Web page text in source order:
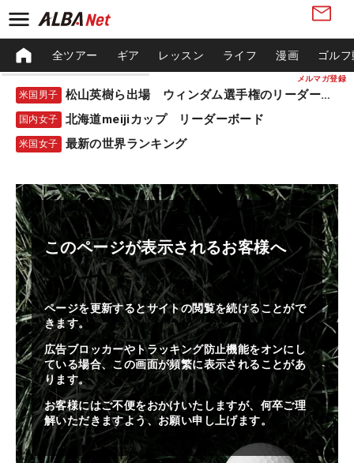
メルマガ登録
全ツアー ギア レッスン ライフ 漫画 ゴル
米国男子 松山英樹ら出場 ウィンダム選手権のリーダーボード
国内女子 北海道meijiカップ リーダーボード
米国女子 最新の世界ランキング
このページが表示されるお客様へ
ページを更新するとサイトの閲覧を続けることがで
きます。
広告ブロッカーやトラッキング防止機能をオンにし
ている場合、この画面が頻繁に表示されることがあ
ります。
お客様にはご不便をおかけいたしますが、何卒ご理
解いただきますよう、お願い申し上げます。